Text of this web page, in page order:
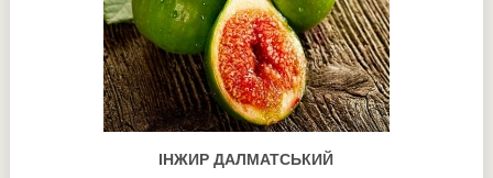
ІНЖИР ДАЛМАТСЬКИЙ